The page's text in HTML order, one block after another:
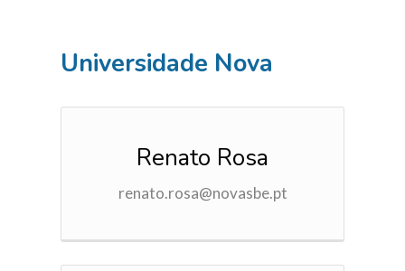
Universidade Nova
Renato Rosa
renato.rosa@novasbe.pt